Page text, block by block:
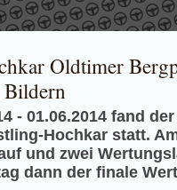
Oldtimer
- 01.06.2014 fand
Hochkar statt.
und zwei
dann der finale